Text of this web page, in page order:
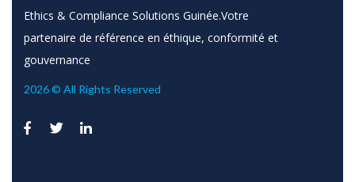
Ethics & Compliance Solutions Guinée.Votre
partenaire de référence en éthique, conformité et
gouvernance
2026 © All Rights Reserved